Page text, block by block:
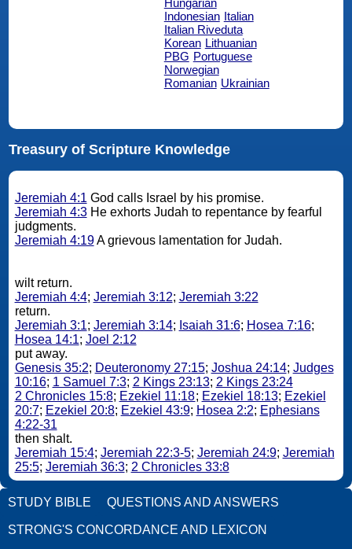
Hungarian
Indonesian Italian
Italian Riveduta
Korean Lithuanian
PBG Portuguese
Norwegian
Romanian Ukrainian
Treasury of Scripture Knowledge
Jeremiah 4:1 God calls Israel by his promise.
Jeremiah 4:3He exhorts Judah to repentance by fearful
judgments.
Jeremiah 4:19A grievous lamentation for Judah.
wilt return.
Jeremiah 4:4; Jeremiah 3:12; Jeremiah 3:22
return.
Jeremiah 3:1; Jeremiah 3:14; Isaiah 31:6; Hosea 7:16;
Hosea 14:1; Joel 2:12
put away.
Genesis 35:2; Deuteronomy 27:15; Joshua 24:14; Judges
10:16; 1 Samuel 7:3; 2 Kings 23:13; 2 Kings 23:24
2 Chronicles 15:8; Ezekiel 11:18; Ezekiel 18:13; Ezekiel
20:7; Ezekiel 20:8; Ezekiel 43:9; Hosea 2:2; Ephesians
4:22-31
then shalt.
Jeremiah 15:4; Jeremiah 22:3-5; Jeremiah 24:9; Jeremiah
25:5; Jeremiah 36:3; 2 Chronicles 33:8
STUDY BIBLE QUESTIONS AND ANSWERS
STRONG'S CONCORDANCE AND LEXICON